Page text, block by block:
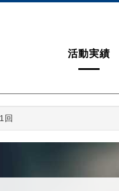
活動実績
回